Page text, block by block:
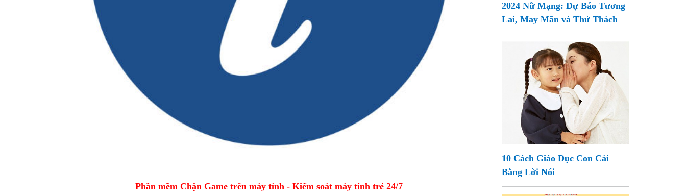
Phần mềm Chặn Game trên máy tính - Kiểm soát máy tính trẻ 24/7
2024 Nữ Mạng: Dự Báo Tương
Lai, May Mắn và Thử Thách
10 Cách Giáo Dục Con Cái
Bằng Lời Nói